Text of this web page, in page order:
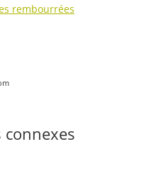
rembourrées